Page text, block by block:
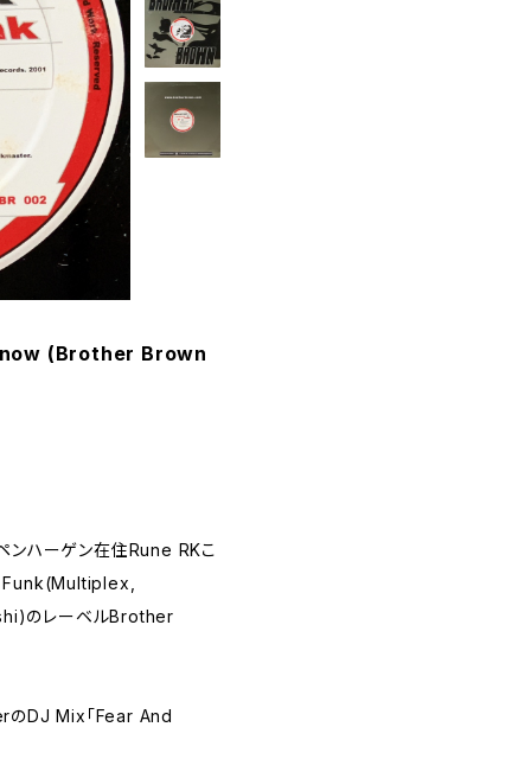
(Brother Brown
ハーゲン在住Rune RKこ
Funk(Multiplex,
のレーベルBrother
DJ Mix「Fear And